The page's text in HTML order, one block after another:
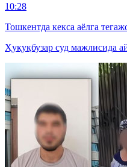
10:28
Тошкентда кекса аёлга
Ҳуқуқбузар суд мажлисида